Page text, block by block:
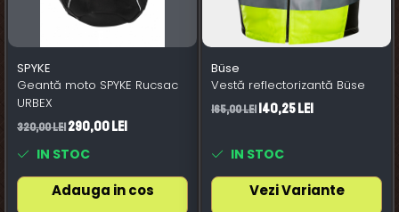
SPYKE
Geantă moto SPYKE Rucsac
URBEX
320,00 Lei290,00 Lei
IN STOC
Adauga in cos
Büse
Vestă reflectorizantă Büse
165,00 Lei140,25 Lei
IN STOC
Vezi Variante